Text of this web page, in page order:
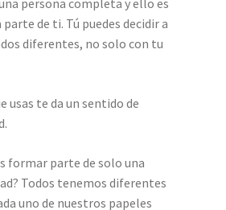
persona completa y ello es
de ti. Tú puedes decidir a
diferentes, no solo con tu
usas te da un sentido de
formar parte de solo una
Todos tenemos diferentes
uno de nuestros papeles